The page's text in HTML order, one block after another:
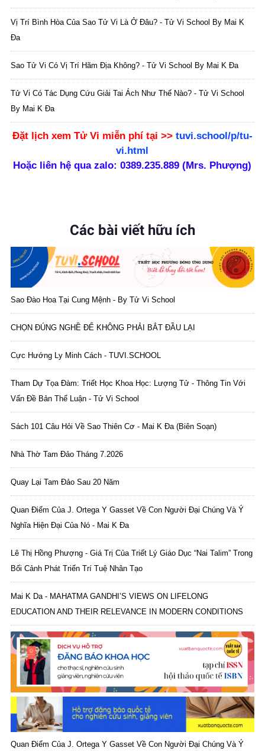
Vị Trí Bình Hòa Của Sao Tử Vi Là Ở Đâu? - Tử Vi School By Mai K
Đa
Sao Tử Vi Có Vị Trí Hãm Địa Không? - Tử Vi School By Mai K Đa
Tử Vi Có Tác Dụng Cứu Giải Tai Ách Như Thế Nào? - Tử Vi School
By Mai K Đa
Đặt lịch xem Tử Vi miễn phí tại >> tuvi.school/p/tu-
vi.html
Hoặc liên hệ qua zalo: 0389.235.889 (Mrs. Phượng)
Các bài viết hữu ích
Sao Đào Hoa Tại Cung Mệnh - By Tử Vi School
CHỌN ĐÚNG NGHỀ ĐỂ KHÔNG PHẢI BẮT ĐẦU LẠI
Cực Hướng Ly Minh Cách - TUVI.SCHOOL
Tham Dự Tọa Đàm: Triết Học Khoa Học: Lượng Tử - Thông Tin Với
Vấn Đề Bản Thể Luận - Tử Vi School
Sách 101 Câu Hỏi Về Sao Thiên Cơ - Mai K Đa (biên Soạn)
Nhà Thờ Tam Đảo Tháng 7.2026
Quay Lại Tam Đảo Sau 20 Năm
Quan Điểm Của J. Ortega Y Gasset Về Con Người Đại Chúng Và Ý
Nghĩa Hiện Đại Của Nó - Mai K Đa
Lê Thị Hồng Phượng - Giá Trị Của Triết Lý Giáo Dục “Nai Talim” Trong
Bối Cảnh Phát Triển Trí Tuệ Nhân Tạo
Mai K Da - MAHATMA GANDHI’S VIEWS ON LIFELONG
EDUCATION AND THEIR RELEVANCE IN MODERN CONDITIONS
Quan Điểm Của J. Ortega Y Gasset Về Con Người Đại Chúng Và Ý